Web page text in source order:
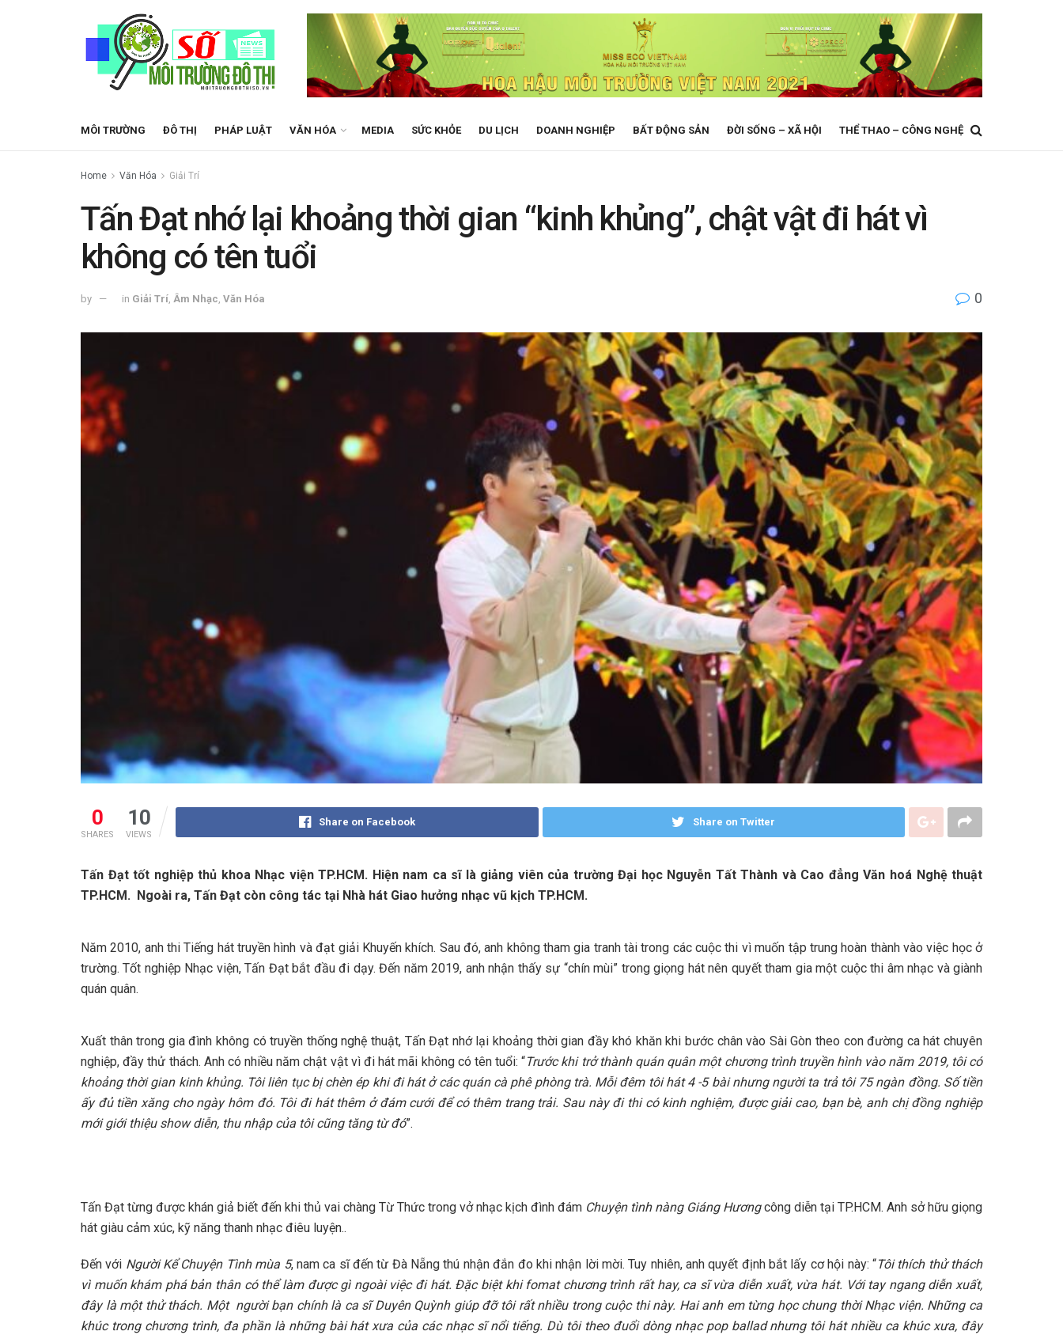
MÔI TRƯỜNG ĐÔ THỊ PHÁP LUẬT VĂN HÓA MEDIA SỨC KHỎE DU LỊCH DOANH NGHIỆP BẤT ĐỘNG SẢN ĐỜI SỐNG – XÃ HỘI THỂ THAO – CÔNG NGHỆ
Home Văn Hóa Giải Trí
Tấn Đạt nhớ lại khoảng thời gian “kinh khủng”, chật vật đi hát vì
không có tên tuổi
by in Giải Trí Âm Nhạc Văn Hóa 0
0
SHARES
10
VIEWS
Share on Facebook Share on Twitter
Tấn Đạt tốt nghiệp thủ khoa Nhạc viện TP.HCM. Hiện nam ca sĩ là giảng viên của trường Đại học Nguyễn Tất Thành và Cao đẳng Văn hoá Nghệ thuật
TP.HCM. Ngoài ra, Tấn Đạt còn công tác tại Nhà hát Giao hưởng nhạc vũ kịch TP.HCM.
Năm 2010, anh thi Tiếng hát truyền hình và đạt giải Khuyến khích. Sau đó, anh không tham gia tranh tài trong các cuộc thi vì muốn tập trung hoàn thành vào việc học ở
trường. Tốt nghiệp Nhạc viện, Tấn Đạt bắt đầu đi dạy. Đến năm 2019, anh nhận thấy sự “chín mùi” trong giọng hát nên quyết tham gia một cuộc thi âm nhạc và giành
quán quân.
Xuất thân trong gia đình không có truyền thống nghệ thuật, Tấn Đạt nhớ lại khoảng thời gian đầy khó khăn khi bước chân vào Sài Gòn theo con đường ca hát chuyên
nghiệp, đầy thử thách. Anh có nhiều năm chật vật vì đi hát mãi không có tên tuổi: “Trước khi trở thành quán quânmột chương trình truyền hình vào năm 2019, tôi có
khoảng thời gian kinh khủng. Tôi liên tục bị chèn ép khi đi hát ở các quán cà phê phòng trà. Mỗi đêm tôi hát 4 -5 bài nhưng người ta trả tôi 75 ngàn đồng. Số tiền
ấy đủ tiền xăng cho ngày hôm đó. Tôi đi hát thêm ở đám cưới để có thêm trang trải. Sau này đi thi có kinh nghiệm, được giải cao, bạn bè, anh chị đồng nghiệp
mới giới thiệu show diễn, thu nhập của tôi cũng tăng từ đó”.
Tấn Đạt từng được khán giả biết đến khi thủ vai chàng Từ Thức trong vở nhạc kịch đình đám Chuyện tình nàng Giáng Hươngcông diễn tại TP.HCM. Anh sở hữu giọng
hát giàu cảm xúc, kỹ năng thanh nhạc điêu luyện..
Đến với Người Kể Chuyện Tình mùa 5, nam ca sĩ đến từ Đà Nẵng thú nhận đắn đo khi nhận lời mời. Tuy nhiên, anh quyết định bắt lấy cơ hội này: “Tôi thích thử thách
vì muốn khám phá bản thân có thể làm được gì ngoài việc đi hát. Đặc biệt khi fomat chương trình rất hay, ca sĩ vừa diễn xuất, vừa hát. Với tay ngang diễn xuất,
đây là một thử thách. Một người bạn chính là ca sĩ Duyên Quỳnh giúp đỡ tôi rất nhiều trong cuộc thi này. Hai anh em từng học chung thời Nhạc viện. Những ca
khúc trong chương trình, đa phần là những bài hát xưa của các nhạc sĩ nổi tiếng. Dù tôi theo đuổi dòng nhạc pop ballad nhưng tôi hát nhiều ca khúc xưa, đây